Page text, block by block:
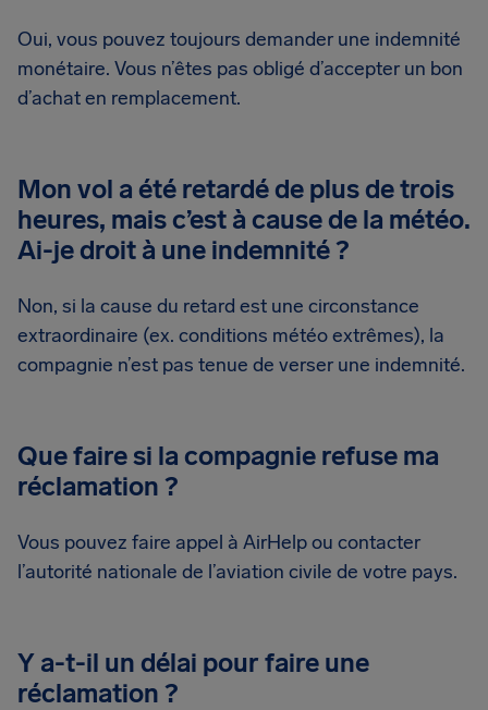
Oui, vous pouvez toujours demander une indemnité
monétaire. Vous n’êtes pas obligé d’accepter un bon
d’achat en remplacement.
Mon vol a été retardé de plus de trois
heures, mais c’est à cause de la météo.
Ai-je droit à une indemnité ?
Non, si la cause du retard est une circonstance
extraordinaire (ex. conditions météo extrêmes), la
compagnie n’est pas tenue de verser une indemnité.
Que faire si la compagnie refuse ma
réclamation ?
Vous pouvez faire appel à AirHelp ou contacter
l’autorité nationale de l’aviation civile de votre pays.
Y a-t-il un délai pour faire une
réclamation ?